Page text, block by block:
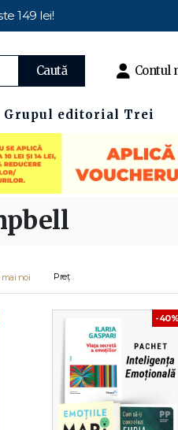
149 lei!
Caută Contul
Grupul editorial Trei
mai noi Preț
-40%